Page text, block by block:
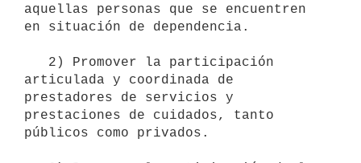
aquellas personas que se encuentren
en situación de dependencia.
articulada y coordinada de
prestadores de servicios y
prestaciones de cuidados, tanto
públicos como privados.